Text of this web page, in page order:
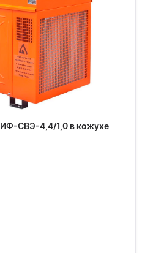
СВЭ-4,4/1,0 в кожухе